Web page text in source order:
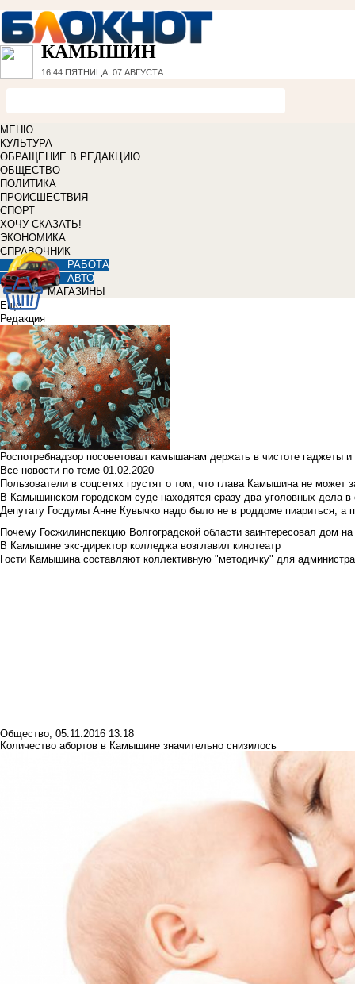
КАМЫШИН
16:44 ПЯТНИЦА, 07 АВГУСТА
МЕНЮ
КУЛЬТУРА
ОБРАЩЕНИЕ В РЕДАКЦИЮ
ОБЩЕСТВО
ПОЛИТИКА
ПРОИСШЕСТВИЯ
СПОРТ
ХОЧУ СКАЗАТЬ!
ЭКОНОМИКА
СПРАВОЧНИК
РАБОТА
АВТО
МАГАЗИНЫ
Еще
Редакция
Роспотребнадзор посоветовал камышанам держать в чистоте гаджеты
Все новости по теме 01.02.2020
Пользователи в соцсетях грустят о том, что глава Камышина не может
В Камышинском городском суде находятся сразу два уголовных дела
Депутату Госдумы Анне Кувычко надо было не в роддоме пиариться, а
Почему Госжилинспекцию Волгоградской области заинтересовал дом
В Камышине экс-директор колледжа возглавил кинотеатр
Гости Камышина составляют коллективную "методичку" для
Общество, 05.11.2016 13:18
Количество абортов в Камышине значительно снизилось